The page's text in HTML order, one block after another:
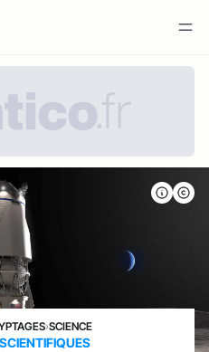
›SCIENCE